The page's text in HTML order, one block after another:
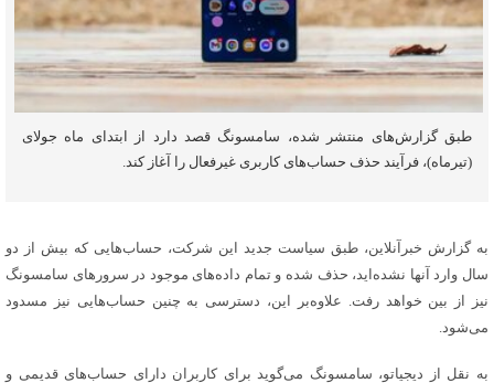
طبق گزارش‌های منتشر شده، سامسونگ قصد دارد از ابتدای ماه جولای
(تیرماه)، فرآیند حذف حساب‌های کاربری غیرفعال را آغاز کند.
به گزارش خبرآنلاین، طبق سیاست جدید این شرکت، حساب‌هایی که بیش از دو
سال وارد آنها نشده‌اید، حذف شده و تمام داده‌های موجود در سرورهای سامسونگ
نیز از بین خواهد رفت. علاوه‌بر این، دسترسی به چنین حساب‌هایی نیز مسدود
می‌شود.
به نقل از دیجیاتو، سامسونگ می‌گوید برای کاربران دارای حساب‌های قدیمی و